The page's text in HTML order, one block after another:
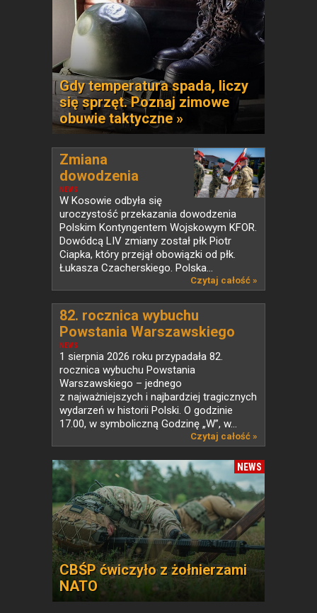
Gdy temperatura spada, liczy
się sprzęt. Poznaj zimowe
obuwie taktyczne »
NEWS
Zmiana
dowodzenia
Polskim...
W Kosowie odbyła się
uroczystość przekazania dowodzenia
Polskim Kontyngentem Wojskowym KFOR.
Dowódcą LIV zmiany został płk Piotr
Ciapka, który przejął obowiązki od płk.
Łukasza Czacherskiego. Polska...
Czytaj całość »
NEWS
82. rocznica wybuchu
Powstania Warszawskiego
1 sierpnia 2026 roku przypadała 82.
rocznica wybuchu Powstania
Warszawskiego – jednego
z najważniejszych i najbardziej tragicznych
wydarzeń w historii Polski. O godzinie
17.00, w symboliczną Godzinę „W”, w...
Czytaj całość »
NEWS
CBŚP ćwiczyło z żołnierzami
NATO